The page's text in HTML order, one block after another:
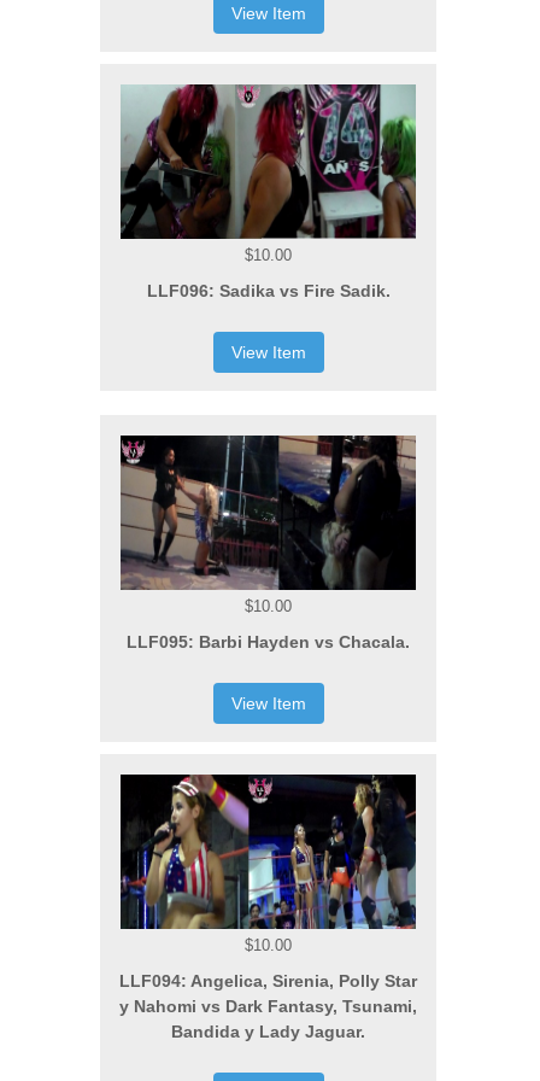
View Item
$10.00
LLF096: Sadika vs Fire Sadik.
View Item
$10.00
LLF095: Barbi Hayden vs Chacala.
View Item
$10.00
LLF094: Angelica, Sirenia, Polly Star
y Nahomi vs Dark Fantasy, Tsunami,
Bandida y Lady Jaguar.